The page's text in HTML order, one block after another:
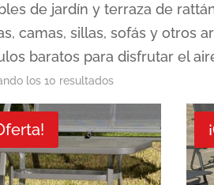
de jardín y terraza de
camas, sillas, sofás y otros
baratos para disfrutar el
los 10 resultadosOrdenado
por
los
últimos